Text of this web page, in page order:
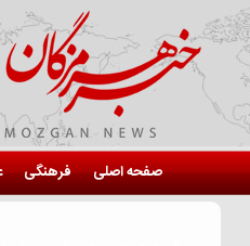
صفحه اصلی فرهنگی